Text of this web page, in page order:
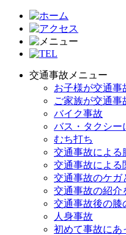
交通事故メニュー
お子様が交通事
ご家族が交通
バイク事故
バス・タクシー
むち打ち
交通事故による
交通事故による
交通事故のケガ
交通事故の紹介
交通事故後の膝
人身事故
初めて事故にあ